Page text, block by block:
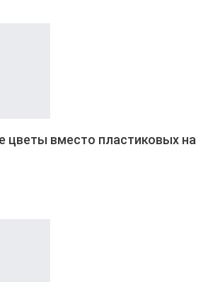
цветы вместо пластиковых на